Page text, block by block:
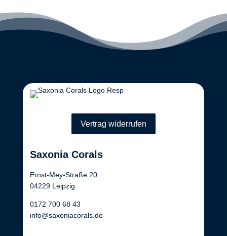
Vertrag widerrufen
Saxonia Corals
Ernst-Mey-Straße 20
04229 Leipzig
0172 700 68 43
info@saxoniacorals.de